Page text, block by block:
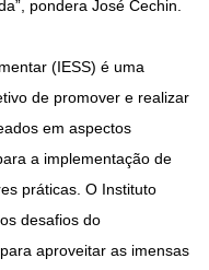
pondera José Cechin.
(IESS) é uma
de promover e realizar
em aspectos
a implementação de
práticas. O Instituto
desafios do
aproveitar as imensas